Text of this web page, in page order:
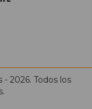
2026. Todos los